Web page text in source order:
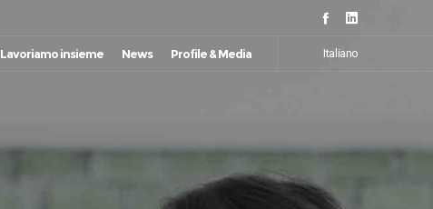
Italiano
Lavoriamo insieme News Profile & Media